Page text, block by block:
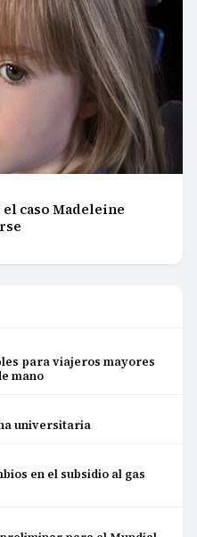
caso Madeleine
para viajeros mayores
mano
universitaria
en el subsidio al gas